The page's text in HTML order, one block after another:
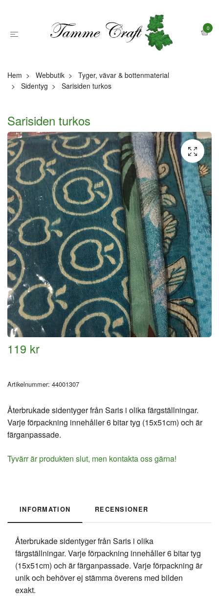
0
Hem Webbutik
Tyger, vävar & bottenmaterial
Sidentyg
Sarisiden turkos
Sarisiden turkos
119 kr
Artikelnummer: 44001307
Återbrukade sidentyger från Saris i olika färgställningar.
Varje förpackning innehåller 6 bitar tyg (15x51cm) och är
färganpassade.
Tyvärr är produkten slut, men kontakta oss gärna!
INFORMATION RECENSIONER
Återbrukade sidentyger från Saris i olika
färgställningar. Varje förpackning innehåller 6 bitar tyg
(15x51cm) och är färganpassade. Varje förpackning är
unik och behöver ej stämma överens med bilden
exakt.